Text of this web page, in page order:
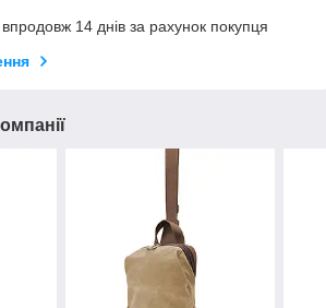
14 днів за рахунок покупця